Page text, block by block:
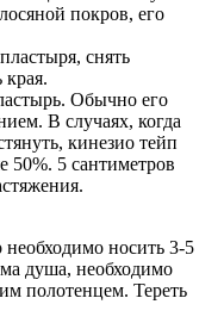
покров, его
снять
Обычно его
В случаях, когда
кинезио тейп
50%. 5 сантиметров
носить 3-5
душа, необходимо
полотенцем. Тереть